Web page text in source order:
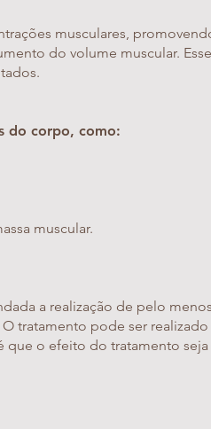
musculares,
do volume muscular.
do corpo, como:
muscular.
a realização de pelo
tratamento pode ser
o efeito do tratamento